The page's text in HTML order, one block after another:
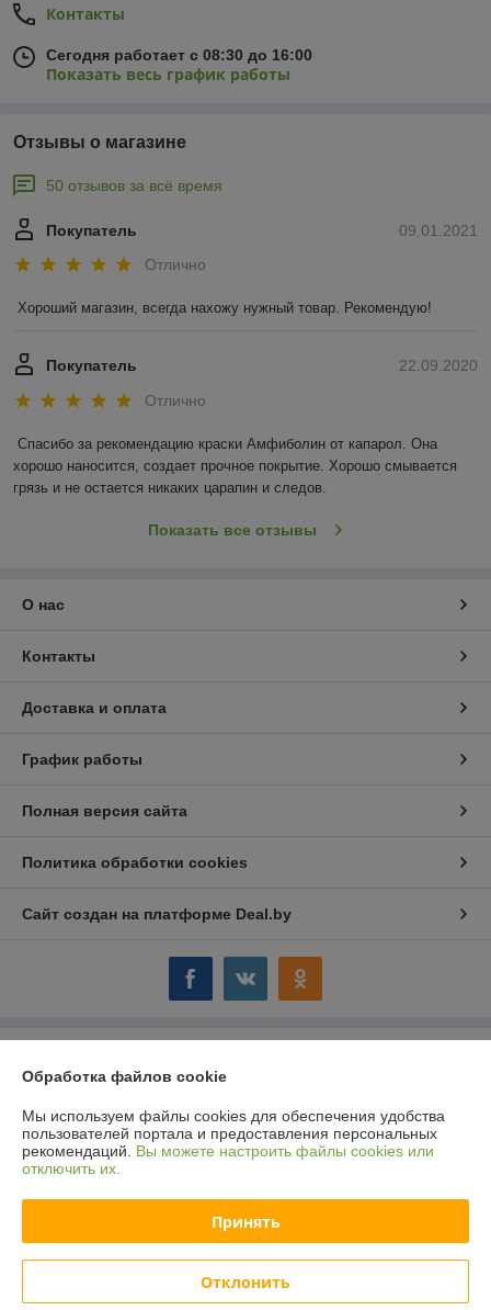
Контакты
Сегодня работает с 08:30 до 16:00
Показать весь график работы
Отзывы о магазине
50 отзывов за всё время
09.01.2021
Покупатель
Отлично
Хороший магазин, всегда нахожу нужный товар. Рекомендую!
22.09.2020
Покупатель
Отлично
Спасибо за рекомендацию краски Амфиболин от капарол. Она
хорошо наносится, создает прочное покрытие. Хорошо смывается
грязь и не остается никаких царапин и следов.
Показать все отзывы
О нас
Контакты
Доставка и оплата
График работы
Полная версия сайта
Политика обработки cookies
Сайт создан на платформе Deal.by
_
Регистрационный номер ЕГР: 391808040
Регистрационный орган: Администрация Октябрьского района г.
Дата регистрации компании: 03.06.2016
Ссылка на свидетельство/лицензию
Обработка файлов cookie
Мы используем файлы cookies для обеспечения удобства
пользователей портала и предоставления персональных
рекомендаций. Вы можете настроить файлы cookies или
отключить их.
Принять
Отклонить